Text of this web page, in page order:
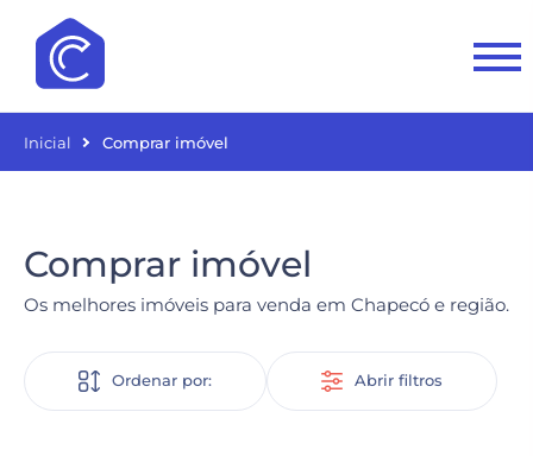
Inicial Comprar imóvel
Comprar imóvel
Os melhores imóveis para venda em Chapecó e região.
Ordenar por: Abrir filtros